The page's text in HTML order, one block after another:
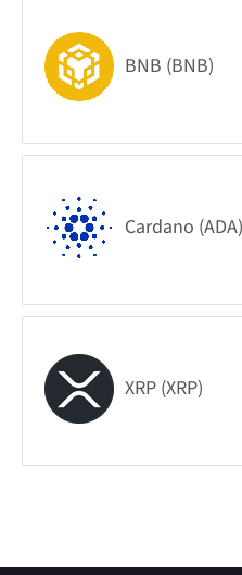
BNB (BNB)
Cardano (ADA)
XRP (XRP)